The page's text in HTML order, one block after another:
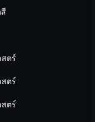
ตร์
ตร์
ตร์